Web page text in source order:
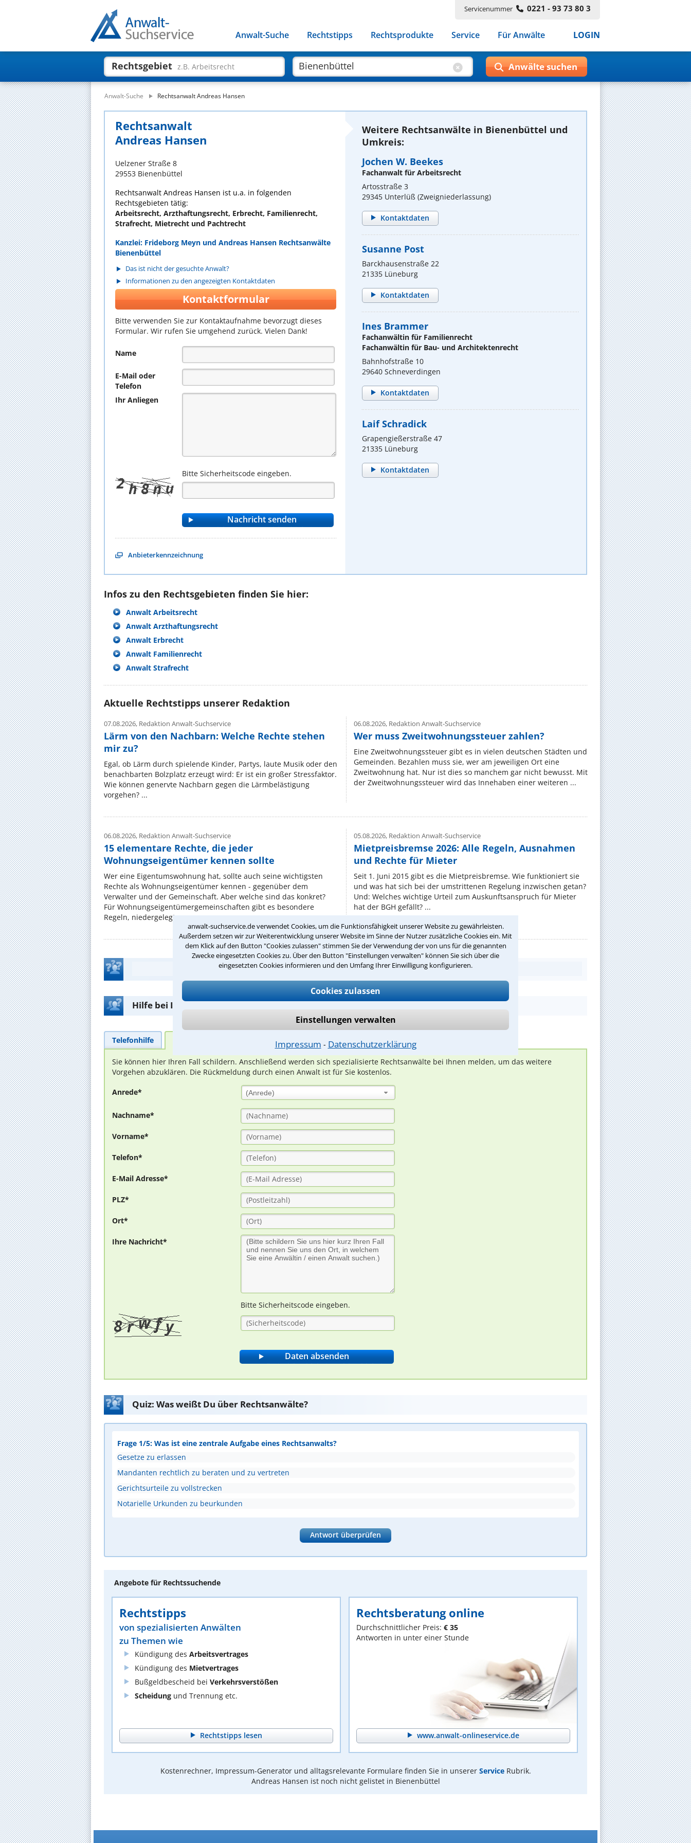
anwalt-suchservice.de verwendet Cookies, um die Funktionsfähigkeit unserer Website zu gewährleisten.
Außerdem setzen wir zur Weiterentwicklung unserer Website im Sinne der Nutzer zusätzliche Cookies ein. Mit
dem Klick auf den Button "Cookies zulassen" stimmen Sie der Verwendung der von uns für die genannten
Zwecke eingesetzten Cookies zu. Über den Button "Einstellungen verwalten" können Sie sich über die
eingesetzten Cookies informieren und den Umfang Ihrer Einwilligung konfigurieren.
Cookies zulassen
Einstellungen verwalten
Impressum ⁃ Datenschutzerklärung
Servicenummer 0221 - 93 73 80 3
Anwalt-Suche Rechtstipps Rechtsprodukte Service Für Anwälte LOGIN
Rechtsgebiet z.B. Arbeitsrecht
Anwalt-Suche Rechtsanwalt Andreas Hansen
Rechtsanwalt
Andreas Hansen
Uelzener Straße 8
29553 Bienenbüttel
Rechtsanwalt Andreas Hansen ist u.a. in folgenden
Rechtsgebieten tätig:
Arbeitsrecht, Arzthaftungsrecht, Erbrecht, Familienrecht,
Strafrecht, Mietrecht und Pachtrecht
Kanzlei: Frideborg Meyn und Andreas Hansen Rechtsanwälte
Bienenbüttel
Das ist nicht der gesuchte Anwalt?
Informationen zu den angezeigten Kontaktdaten
Kontaktformular
Bitte verwenden Sie zur Kontaktaufnahme bevorzugt dieses
Formular. Wir rufen Sie umgehend zurück. Vielen Dank!
Name
E-Mail oder
Telefon
Ihr Anliegen
Bitte Sicherheitscode eingeben.
Anbieterkennzeichnung
Weitere Rechtsanwälte in Bienenbüttel und
Umkreis:
Jochen W. Beekes
Fachanwalt für Arbeitsrecht
Artosstraße 3
29345 Unterlüß (Zweigniederlassung)
Kontaktdaten
Susanne Post
Barckhausenstraße 22
21335 Lüneburg
Kontaktdaten
Ines Brammer
Fachanwältin für Familienrecht
Fachanwältin für Bau- und Architektenrecht
Bahnhofstraße 10
29640 Schneverdingen
Kontaktdaten
Laif Schradick
Grapengießerstraße 47
21335 Lüneburg
Kontaktdaten
Infos zu den Rechtsgebieten finden Sie hier:
Anwalt Arbeitsrecht
Anwalt Arzthaftungsrecht
Anwalt Erbrecht
Anwalt Familienrecht
Anwalt Strafrecht
Aktuelle Rechtstipps unserer Redaktion
07.08.2026, Redaktion Anwalt-Suchservice
Lärm von den Nachbarn: Welche Rechte stehen
mir zu?
Egal, ob Lärm durch spielende Kinder, Partys, laute Musik oder den
benachbarten Bolzplatz erzeugt wird: Er ist ein großer Stressfaktor.
Wie können genervte Nachbarn gegen die Lärmbelästigung
vorgehen? ...
06.08.2026,Redaktion Anwalt-Suchservice
Wer muss Zweitwohnungssteuer zahlen?
Eine Zweitwohnungssteuer gibt es in vielen deutschen Städten und
Gemeinden. Bezahlen muss sie, wer am jeweiligen Ort eine
Zweitwohnung hat. Nur ist dies so manchem gar nicht bewusst. Mit
der Zweitwohnungssteuer wird das Innehaben einer weiteren ...
06.08.2026, Redaktion Anwalt-Suchservice
15 elementare Rechte, die jeder
Wohnungseigentümer kennen sollte
Wer eine Eigentumswohnung hat, sollte auch seine wichtigsten
Rechte als Wohnungseigentümer kennen - gegenüber dem
Verwalter und der Gemeinschaft. Aber welche sind das konkret?
Für Wohnungseigentümergemeinschaften gibt es besondere
Regeln, niedergelegt ...
05.08.2026,Redaktion Anwalt-Suchservice
Mietpreisbremse 2026: Alle Regeln, Ausnahmen
und Rechte für Mieter
Seit 1. Juni 2015 gibt es die Mietpreisbremse. Wie funktioniert sie
und was hat sich bei der umstrittenen Regelung inzwischen getan?
Und: Welches wichtige Urteil zum Auskunftsanspruch für Mieter
hat der BGH gefällt? ...
Teste Dein Rechtswissen
Hilfe bei Ihrer Anwaltsuche?
Telefonhilfe
Sie können hier Ihren Fall schildern. Anschließend werden sich spezialisierte Rechtsanwälte bei Ihnen melden, um das weitere
Vorgehen abzuklären. Die Rückmeldung durch einen Anwalt ist für Sie kostenlos.
Anrede* (Anrede)
Nachname*
Vorname*
Telefon*
E-Mail Adresse*
PLZ*
Ort*
Ihre Nachricht*
Bitte Sicherheitscode eingeben.
Quiz: Was weißt Du über Rechtsanwälte?
Frage 1/5: Was ist eine zentrale Aufgabe eines Rechtsanwalts?
Gesetze zu erlassen
Mandanten rechtlich zu beraten und zu vertreten
Gerichtsurteile zu vollstrecken
Notarielle Urkunden zu beurkunden
Antwort überprüfen
Angebote für Rechtssuchende
Rechtstipps
von spezialisierten Anwälten
zu Themen wie
Kündigung des Arbeitsvertrages
Kündigung des Mietvertrages
Bußgeldbescheid bei Verkehrsverstößen
Scheidung und Trennung etc.
Rechtstipps lesen
Rechtsberatung online
Durchschnittlicher Preis: € 35
Antworten in unter einer Stunde
www.anwalt-onlineservice.de
Kostenrechner, Impressum-Generator und alltagsrelevante Formulare finden Sie in unserer ServiceRubrik.
Andreas Hansen ist noch nicht gelistet in Bienenbüttel